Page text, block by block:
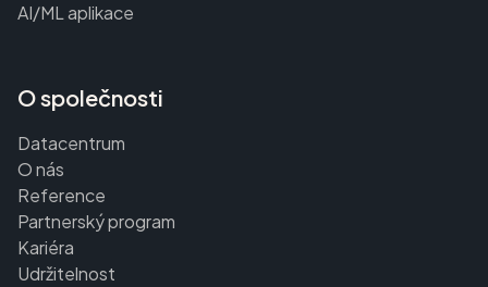
AI/ML aplikace
O společnosti
Datacentrum
O nás
Reference
Partnerský program
Kariéra
Udržitelnost